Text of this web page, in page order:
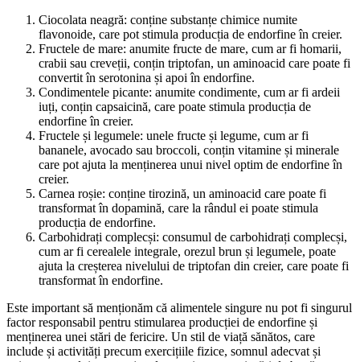
Ciocolata neagră: conține substanțe chimice numite
flavonoide, care pot stimula producția de endorfine în creier.
Fructele de mare: anumite fructe de mare, cum ar fi homarii,
crabii sau creveții, conțin triptofan, un aminoacid care poate fi
convertit în serotonina și apoi în endorfine.
Condimentele picante: anumite condimente, cum ar fi ardeii
iuți, conțin capsaicină, care poate stimula producția de
endorfine în creier.
Fructele și legumele: unele fructe și legume, cum ar fi
bananele, avocado sau broccoli, conțin vitamine și minerale
care pot ajuta la menținerea unui nivel optim de endorfine în
creier.
Carnea roșie: conține tirozină, un aminoacid care poate fi
transformat în dopamină, care la rândul ei poate stimula
producția de endorfine.
Carbohidrați complecși: consumul de carbohidrați complecși,
cum ar fi cerealele integrale, orezul brun și legumele, poate
ajuta la creșterea nivelului de triptofan din creier, care poate fi
transformat în endorfine.
Este important să menționăm că alimentele singure nu pot fi singurul
factor responsabil pentru stimularea producției de endorfine și
menținerea unei stări de fericire. Un stil de viață sănătos, care
include și activități precum exercițiile fizice, somnul adecvat și